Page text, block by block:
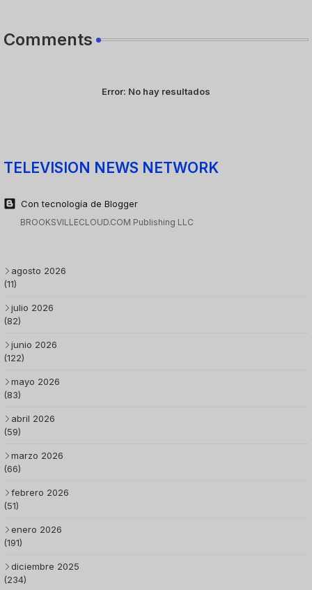
Comments
Error: No hay resultados
TELEVISION NEWS NETWORK
Con tecnología de Blogger
BROOKSVILLECLOUD.COM Publishing LLC
agosto 2026
(11)
julio 2026
(82)
junio 2026
(122)
mayo 2026
(83)
abril 2026
(59)
marzo 2026
(66)
febrero 2026
(51)
enero 2026
(191)
diciembre 2025
(234)